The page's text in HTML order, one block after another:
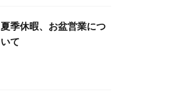
夏季休暇、お盆営業につ
いて